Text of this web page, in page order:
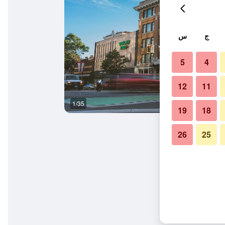
1/35
ج س
4
5
11
12
18
19
25
26